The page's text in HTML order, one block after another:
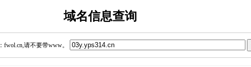
域名信息查询
fwol.cn,请不要带www。